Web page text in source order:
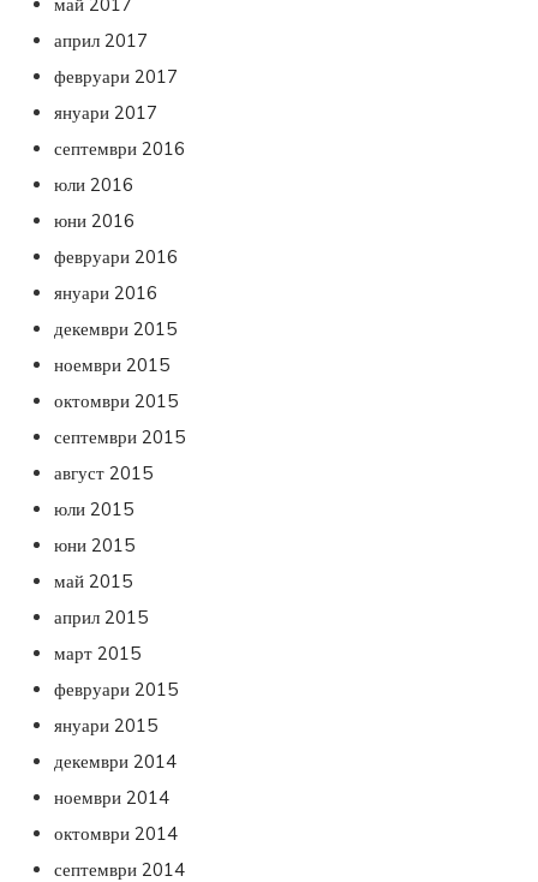
април 2017
февруари 2017
януари 2017
септември 2016
юли 2016
юни 2016
февруари 2016
януари 2016
декември 2015
ноември 2015
октомври 2015
септември 2015
август 2015
юли 2015
юни 2015
май 2015
април 2015
март 2015
февруари 2015
януари 2015
декември 2014
ноември 2014
октомври 2014
септември 2014